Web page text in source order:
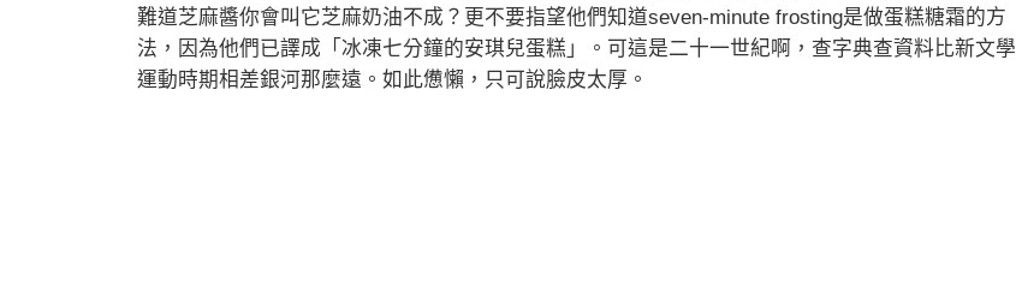
難道芝麻醬你會叫它芝麻奶油不成？更不要指望他們知道seven-minute frosting是做蛋糕糖霜的方
法，因為他們已譯成「冰凍七分鐘的安琪兒蛋糕」。可這是二十一世紀啊，查字典查資料比新文學
運動時期相差銀河那麼遠。如此憊懶，只可說臉皮太厚。